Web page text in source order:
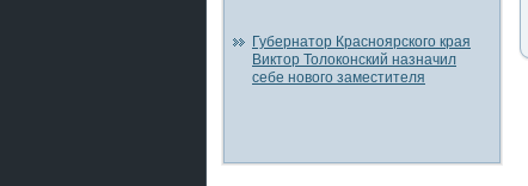
Губернатор Красноярского края
Виктор Толоконский назначил
себе нового заместителя